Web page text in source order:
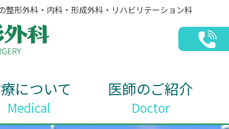
形外科・内科・形成外科・リハビリテーション科
について
Medical
医師のご紹介
Doctor